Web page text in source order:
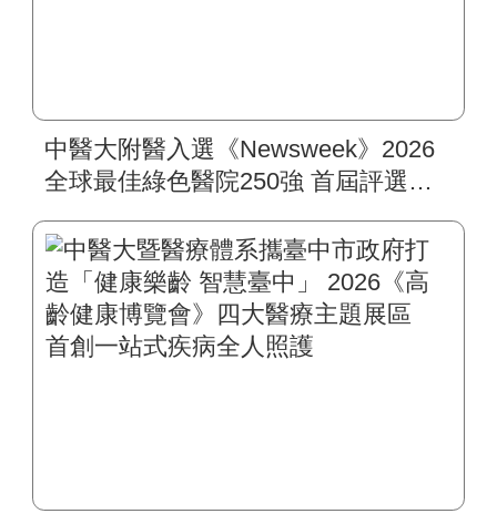
中醫大附醫入選《Newsweek》2026
全球最佳綠色醫院250強 首屆評選即
標居臺灣最佳